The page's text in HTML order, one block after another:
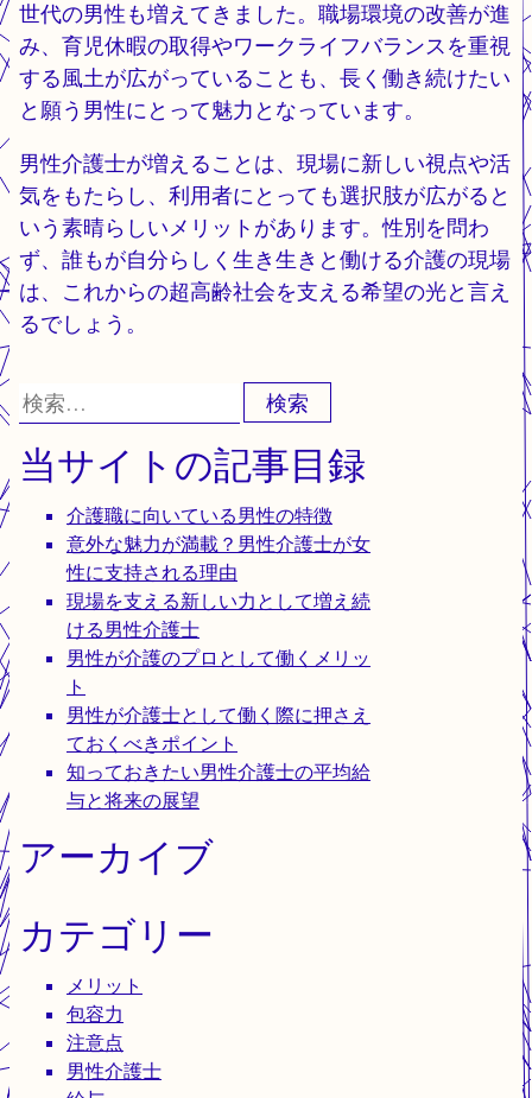
世代の男性も増えてきました。職場環境の改善が進
み、育児休暇の取得やワークライフバランスを重視
する風土が広がっていることも、長く働き続けたい
と願う男性にとって魅力となっています。
男性介護士が増えることは、現場に新しい視点や活
気をもたらし、利用者にとっても選択肢が広がると
いう素晴らしいメリットがあります。性別を問わ
ず、誰もが自分らしく生き生きと働ける介護の現場
は、これからの超高齢社会を支える希望の光と言え
るでしょう。
検
索:
当サイトの記事目録
介護職に向いている男性の特徴
意外な魅力が満載？男性介護士が女
性に支持される理由
現場を支える新しい力として増え続
ける男性介護士
男性が介護のプロとして働くメリッ
ト
男性が介護士として働く際に押さえ
ておくべきポイント
知っておきたい男性介護士の平均給
与と将来の展望
アーカイブ
カテゴリー
メリット
包容力
注意点
男性介護士